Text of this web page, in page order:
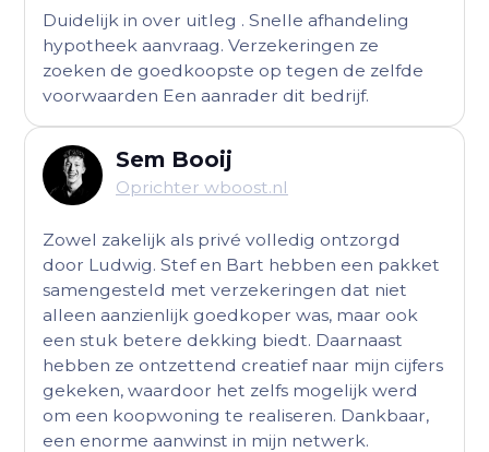
Duidelijk in over uitleg . Snelle afhandeling
hypotheek aanvraag. Verzekeringen ze
zoeken de goedkoopste op tegen de zelfde
voorwaarden Een aanrader dit bedrijf.
Sem Booij
Oprichter wboost.nl
Zowel zakelijk als privé volledig ontzorgd
door Ludwig. Stef en Bart hebben een pakket
samengesteld met verzekeringen dat niet
alleen aanzienlijk goedkoper was, maar ook
een stuk betere dekking biedt. Daarnaast
hebben ze ontzettend creatief naar mijn cijfers
gekeken, waardoor het zelfs mogelijk werd
om een koopwoning te realiseren. Dankbaar,
een enorme aanwinst in mijn netwerk.